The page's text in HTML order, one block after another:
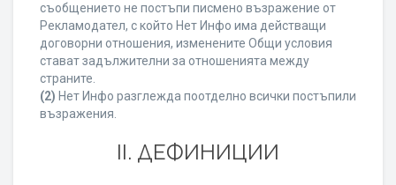
съобщението не постъпи писмено възражение от
Рекламодател, с който Нет Инфо има действащи
договорни отношения, изменените Общи условия
стават задължителни за отношенията между
страните.
(2) Нет Инфо разглежда поотделно всички постъпили
възражения.
ІІ. ДЕФИНИЦИИ